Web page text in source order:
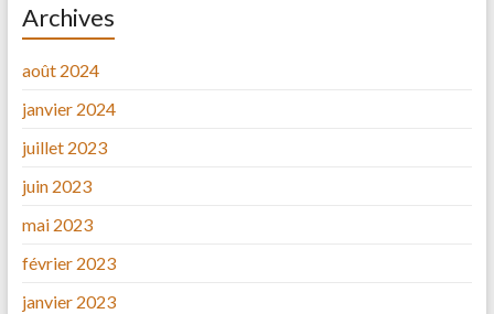
Archives
août 2024
janvier 2024
juillet 2023
juin 2023
mai 2023
février 2023
janvier 2023